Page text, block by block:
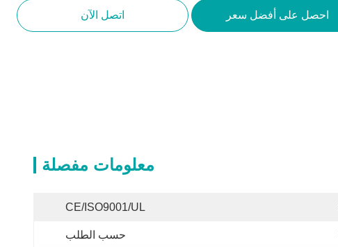
احصل على أفضل سعر اتصل الآن
معلومات مفصلة
CE/ISO9001/UL
حسب الطلب